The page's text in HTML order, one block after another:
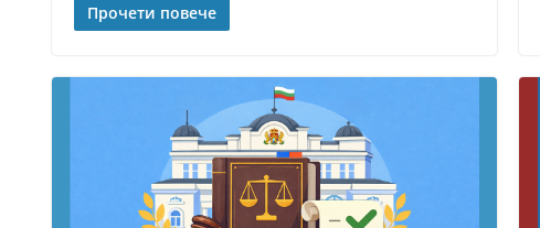
Прочети повече